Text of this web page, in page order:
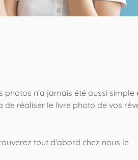
photos n'a jamais été aussi simple
réaliser le livre photo de vos
tout d'abord chez nous le